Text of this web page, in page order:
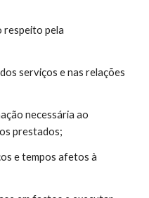
respeito pela
serviços e nas relações
necessária ao
prestados;
e tempos afetos à